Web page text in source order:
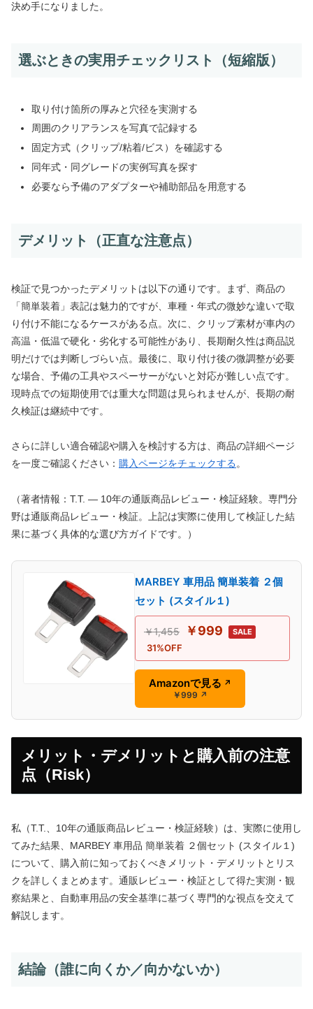
決め手になりました。
選ぶときの実用チェックリスト（短縮版）
取り付け箇所の厚みと穴径を実測する
周囲のクリアランスを写真で記録する
固定方式（クリップ/粘着/ビス）を確認する
同年式・同グレードの実例写真を探す
必要なら予備のアダプターや補助部品を用意する
デメリット（正直な注意点）
検証で見つかったデメリットは以下の通りです。まず、商品の
「簡単装着」表記は魅力的ですが、車種・年式の微妙な違いで取
り付け不能になるケースがある点。次に、クリップ素材が車内の
高温・低温で硬化・劣化する可能性があり、長期耐久性は商品説
明だけでは判断しづらい点。最後に、取り付け後の微調整が必要
な場合、予備の工具やスペーサーがないと対応が難しい点です。
現時点での短期使用では重大な問題は見られませんが、長期の耐
久検証は継続中です。
さらに詳しい適合確認や購入を検討する方は、商品の詳細ページ
を一度ご確認ください： 購入ページをチェックする。
（著者情報：T.T. — 10年の通販商品レビュー・検証経験。専門分
野は通販商品レビュー・検証。上記は実際に使用して検証した結
果に基づく具体的な選び方ガイドです。）
MARBEY 車用品 簡単装着 ２個
セット (スタイル１)
￥1,455 ￥999 SALE
31%OFF
Amazonで見る ↗
￥999 ↗
メリット・デメリットと購入前の注意
点（Risk）
私（T.T.、10年の通販商品レビュー・検証経験）は、実際に使用し
てみた結果、MARBEY 車用品 簡単装着 ２個セット (スタイル１)
について、購入前に知っておくべきメリット・デメリットとリス
クを詳しくまとめます。通販レビュー・検証として得た実測・観
察結果と、自動車用品の安全基準に基づく専門的な視点を交えて
解説します。
結論（誰に向くか／向かないか）